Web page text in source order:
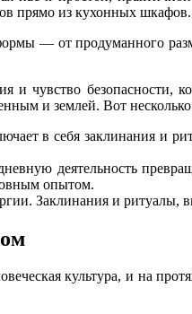
прямо из кухонных шкафов.
— от продуманного
чувство безопасности,
и землей. Вот
в себя заклинания и
деятельность
опытом.
Заклинания и
культура, и на